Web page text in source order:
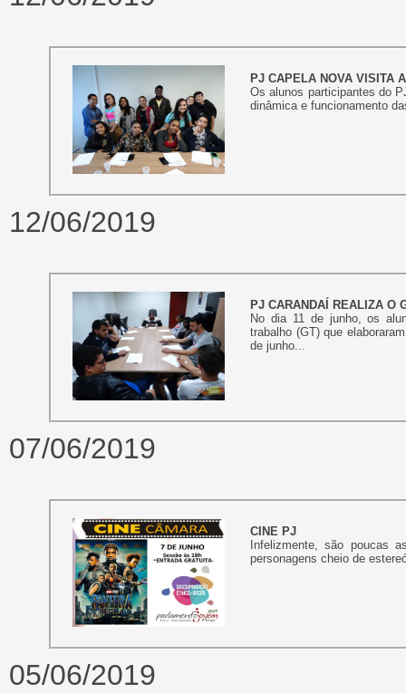
PJ CAPELA NOVA VISITA
Os alunos participantes do
dinâmica e funcionamento
12/06/2019
PJ CARANDAÍ REALIZA O
No dia 11 de junho, os
trabalho (GT) que
de junho...
07/06/2019
CINE PJ
Infelizmente, são poucas
personagens cheio de
05/06/2019